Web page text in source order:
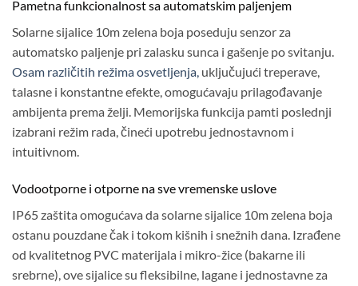
Pametna funkcionalnost sa automatskim paljenjem
Solarne sijalice 10m zelena boja poseduju senzor za
automatsko paljenje pri zalasku sunca i gašenje po svitanju.
Osam različitih režima osvetljenja, uključujući treperave,
talasne i konstantne efekte, omogućavaju prilagođavanje
ambijenta prema želji. Memorijska funkcija pamti poslednji
izabrani režim rada, čineći upotrebu jednostavnom i
intuitivnom.
Vodootporne i otporne na sve vremenske uslove
IP65 zaštita omogućava da solarne sijalice 10m zelena boja
ostanu pouzdane čak i tokom kišnih i snežnih dana. Izrađene
od kvalitetnog PVC materijala i mikro-žice (bakarne ili
srebrne), ove sijalice su fleksibilne, lagane i jednostavne za